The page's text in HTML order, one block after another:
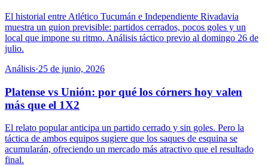
El historial entre Atlético Tucumán e Independiente Rivadavia
muestra un guion previsible: partidos cerrados, pocos goles y un
local que impone su ritmo. Análisis táctico previo al domingo 26 de
julio.
Análisis·25 de junio, 2026
Platense vs Unión: por qué los córners hoy valen
más que el 1X2
El relato popular anticipa un partido cerrado y sin goles. Pero la
táctica de ambos equipos sugiere que los saques de esquina se
acumularán, ofreciendo un mercado más atractivo que el resultado
final.